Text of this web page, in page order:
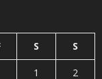
S S
1 2